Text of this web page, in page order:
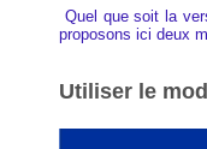
Quel que soit la
proposons ici deux
Utiliser le